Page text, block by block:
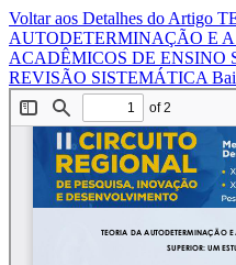
Voltar aos Detalhes do Artigo
AUTODETERMINAÇÃO E
ACADÊMICOS DE ENSINO
REVISÃO SISTEMÁTICA